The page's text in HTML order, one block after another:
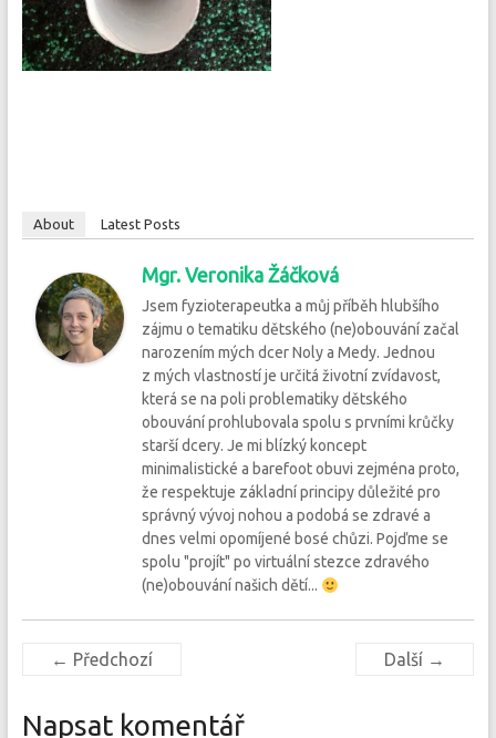
About Latest Posts
Mgr. Veronika Žáčková
Jsem fyzioterapeutka a můj příběh hlubšího
zájmu o tematiku dětského (ne)obouvání začal
narozením mých dcer Noly a Medy. Jednou
z mých vlastností je určitá životní zvídavost,
která se na poli problematiky dětského
obouvání prohlubovala spolu s prvními krůčky
starší dcery. Je mi blízký koncept
minimalistické a barefoot obuvi zejména proto,
že respektuje základní principy důležité pro
správný vývoj nohou a podobá se zdravé a
dnes velmi opomíjené bosé chůzi. Pojďme se
spolu "projít" po virtuální stezce zdravého
(ne)obouvání našich dětí...
← Předchozí Další →
Napsat komentář